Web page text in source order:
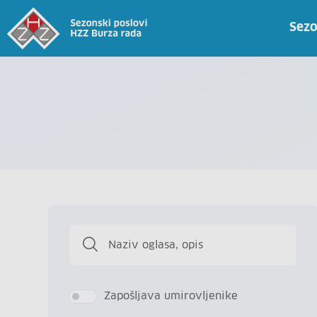
Zapošljava umirovljenike